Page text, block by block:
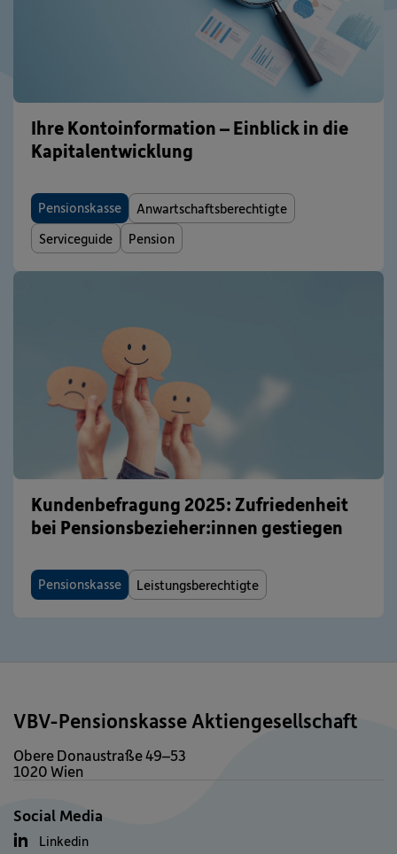
Ihre Kontoinformation – Einblick in die
Kapitalentwicklung
Pensionskasse
Anwartschaftsberechtigte
Serviceguide
Pension
Kundenbefragung 2025: Zufriedenheit
bei Pensionsbezieher:innen gestiegen
Pensionskasse Leistungsberechtigte
VBV-Pensionskasse Aktiengesellschaft
Obere Donaustraße 49–53
1020 Wien
Social Media
Linkedin